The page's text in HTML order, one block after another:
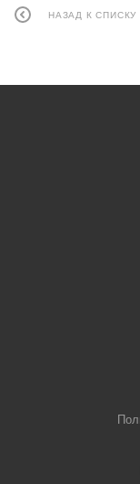
НАЗАД К СПИСКУ